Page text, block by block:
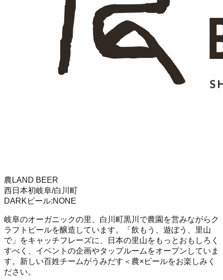
農LAND BEER
西日本初岐阜/白川町
DARK ビール:NONE
岐阜のオーガニックの里、白川町黒川で農園を営みながらク
ラフトビールを醸造しています。「飲もう、遊ぼう、里山
で」をキャッチフレーズに、日本の里山をもっとおもしろく
すべく、イベントの企画やタップルームをオープンしていま
す。新しい百姓チームがうみだす＜農×ビールをお楽しみく
ださい。